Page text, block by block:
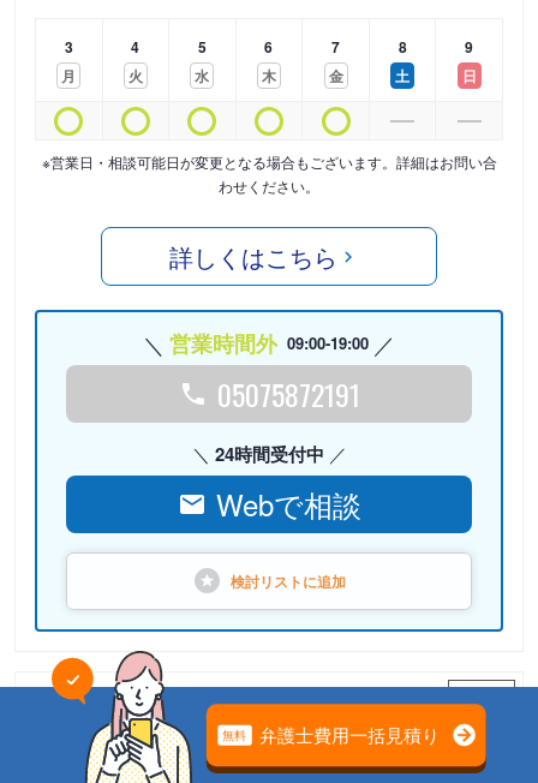
3
月
4
火
5
水
6
木
7
金
8
土
9
日
※営業日・相談可能日が変更となる場合もございます。詳細はお問い合
わせください。
詳しくはこちら
営業時間外 09:00-19:00
05075872191
24時間受付中
Webで相談
検討リストに追加
大空・山村法律事務所
【初回面談無料】【内幸町駅徒歩1分】遺産・相続問題に強